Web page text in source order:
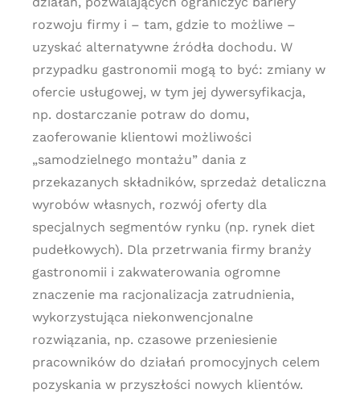
rozwoju firmy i – tam, gdzie to możliwe –
uzyskać alternatywne źródła dochodu. W
przypadku gastronomii mogą to być: zmiany w
ofercie usługowej, w tym jej dywersyfikacja,
np. dostarczanie potraw do domu,
zaoferowanie klientowi możliwości
„samodzielnego montażu” dania z
przekazanych składników, sprzedaż detaliczna
wyrobów własnych, rozwój oferty dla
specjalnych segmentów rynku (np. rynek diet
pudełkowych). Dla przetrwania firmy branży
gastronomii i zakwaterowania ogromne
znaczenie ma racjonalizacja zatrudnienia,
wykorzystująca niekonwencjonalne
rozwiązania, np. czasowe przeniesienie
pracowników do działań promocyjnych celem
pozyskania w przyszłości nowych klientów.